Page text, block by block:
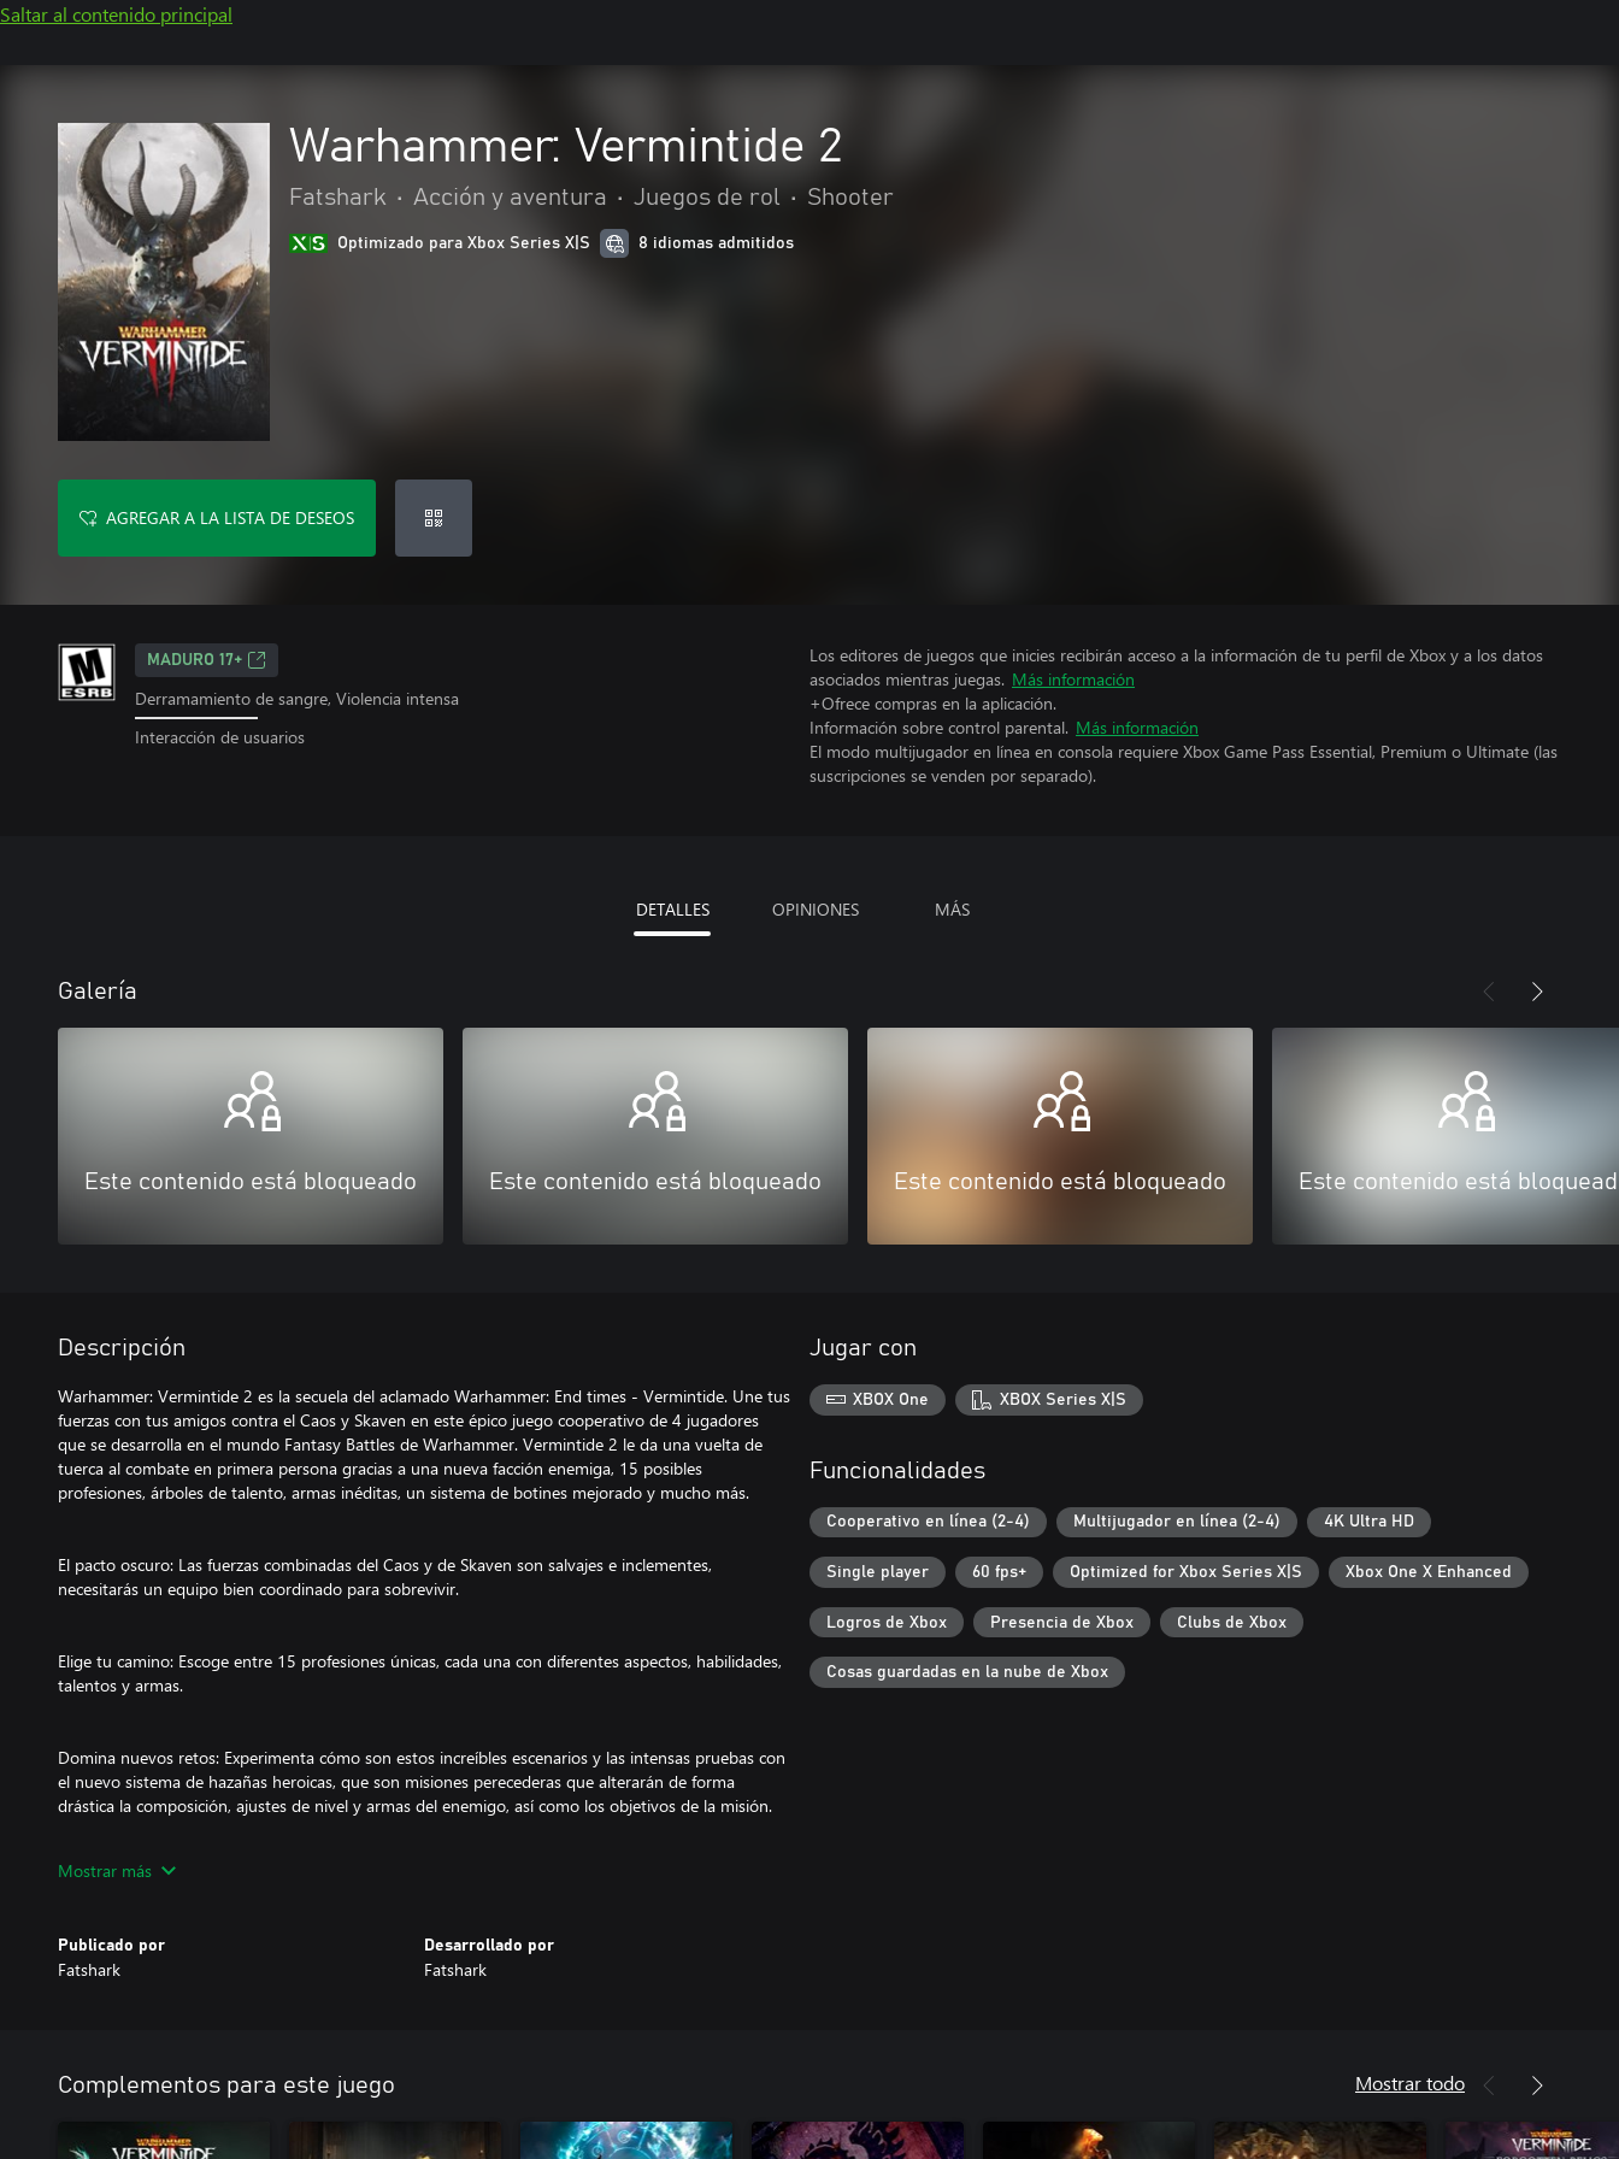
Saltar al contenido principal
Warhammer: Vermintide 2
Fatshark • Acción y aventura • Juegos de rol • Shooter
Optimizado para Xbox Series X|S 8 idiomas admitidos
AGREGAR A LA LISTA DE DESEOS
MADURO 17+
Derramamiento de sangre, Violencia intensa
Interacción de usuarios
Los editores de juegos que inicies recibirán acceso a la información de tu perfil de Xbox y a los datos
asociados mientras juegas. Más información
+Ofrece compras en la aplicación.
Información sobre control parental. Más información
El modo multijugador en línea en consola requiere Xbox Game Pass Essential, Premium o Ultimate (las
suscripciones se venden por separado).
DETALLES OPINIONES MÁS
Galería
Este contenido está bloqueado Este contenido está bloqueado Este contenido está bloqueado Este contenido está
Descripción
Warhammer: Vermintide 2 es la secuela del aclamado Warhammer: End times - Vermintide. Une tus
fuerzas con tus amigos contra el Caos y Skaven en este épico juego cooperativo de 4 jugadores
que se desarrolla en el mundo Fantasy Battles de Warhammer. Vermintide 2 le da una vuelta de
tuerca al combate en primera persona gracias a una nueva facción enemiga, 15 posibles
profesiones, árboles de talento, armas inéditas, un sistema de botines mejorado y mucho más.
El pacto oscuro: Las fuerzas combinadas del Caos y de Skaven son salvajes e inclementes,
necesitarás un equipo bien coordinado para sobrevivir.
Elige tu camino: Escoge entre 15 profesiones únicas, cada una con diferentes aspectos, habilidades,
talentos y armas.
Domina nuevos retos: Experimenta cómo son estos increíbles escenarios y las intensas pruebas con
el nuevo sistema de hazañas heroicas, que son misiones perecederas que alterarán de forma
drástica la composición, ajustes de nivel y armas del enemigo, así como los objetivos de la misión.
desbloqueando así nuevas habilidades y ganando acceso a equipo de lo más genial.
La aventura continúa: Explora todo un abanico de nuevos niveles en y alrededor de Helmgart, una
fortaleza que protege el límite bretón del Imperio.
recompensa a cada jugador con botín de guerra específico para su profesión: armas, misiones
perecederas, baratijas, apariencias, materiales de fabricación y más.
Mostrar más
Publicado por
Fatshark
Desarrollado por
Fatshark
Jugar con
XBOX One XBOX Series X|S
Funcionalidades
Cooperativo en línea (2-4) Multijugador en línea (2-4) 4K Ultra HD
Single player 60 fps+ Optimized for Xbox Series X|S Xbox One X Enhanced
Logros de Xbox Presencia de Xbox Clubs de Xbox
Cosas guardadas en la nube de Xbox
Complementos para este juego Mostrar todo